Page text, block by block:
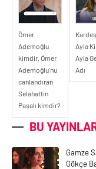
Ömer
Ademoğlu
kimdir, Ömer
Ademoğlu'nu
canlandıran
Selahattin
Paşalı kimdir?
Ayla
Ayla
Adı
BU
Gamze
Gökçe